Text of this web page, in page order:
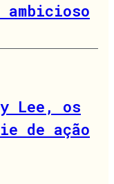
ambicioso
Lee, os
de ação